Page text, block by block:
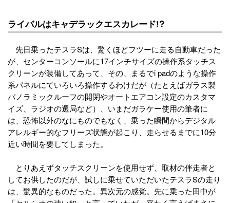
ライバルはキャデラックエスカレード!?
先日乗ったテスラSは、驚くほどフツーに走る自動車だった
が、センターコンソールに17インチサイズの操作系タッチス
クリーンが装備してあって、その、まるでi padのような操作
系パネルにていろいろ操作するわけだが（たとえばガラス製
パノラミックルーフの開閉やオートエアコン設定のカスタマ
イズ、ラジオの選局など）、いまだガラケー使用の筆者に
は、恐怖以外のなにものでもなく、乗った瞬間からデジタル
アレルギー的なフリーズ状態が起こり、走らせるまでに10分
近い時間を要してしまった。
とりあえずタッチスクリーンを使用せず、取材の伴走者と
してお供したのだが、試しに乗せていただいたテスラSの走り
は、驚異的なものだった。異次元の感覚。先に乗った田中が